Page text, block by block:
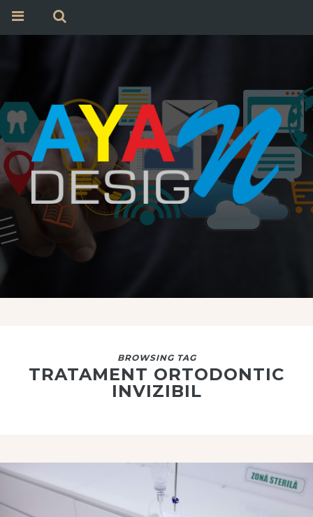
BROWSING TAG
TRATAMENT ORTODONTIC
INVIZIBIL